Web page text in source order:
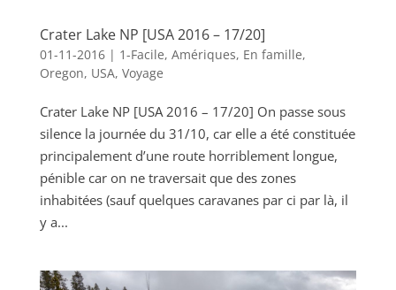
Crater Lake NP [USA 2016 – 17/20]
01-11-2016| 1-Facile, Amériques, En famille,
Oregon, USA, Voyage
Crater Lake NP [USA 2016 – 17/20] On passe sous
silence la journée du 31/10, car elle a été constituée
principalement d’une route horriblement longue,
pénible car on ne traversait que des zones
inhabitées (sauf quelques caravanes par ci par là, il
y a...